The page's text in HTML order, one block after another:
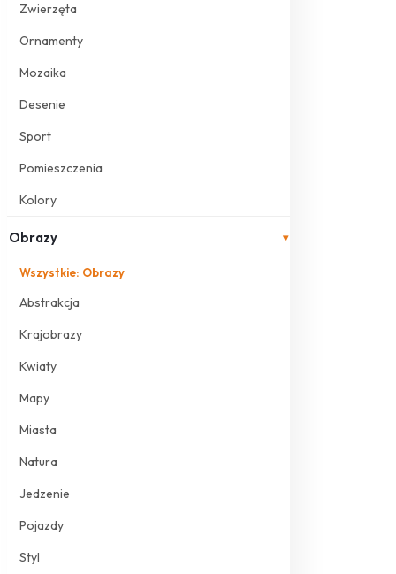
Zwierzęta
Ornamenty
Mozaika
Desenie
Sport
Pomieszczenia
Kolory
Obrazy ▾
Wszystkie: Obrazy
Abstrakcja
Krajobrazy
Kwiaty
Mapy
Miasta
Natura
Jedzenie
Pojazdy
Styl